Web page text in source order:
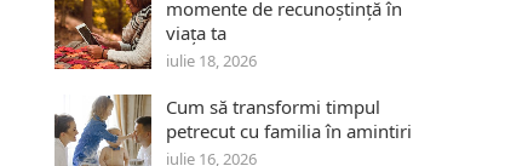
momente de recunoștință în
viața ta
iulie 18, 2026
Cum să transformi timpul
petrecut cu familia în amintiri
iulie 16, 2026